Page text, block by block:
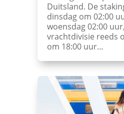
Duitsland. De
dinsdag om 02:00
woensdag 02:00
vrachtdivisie reeds
om 18:00 uur…